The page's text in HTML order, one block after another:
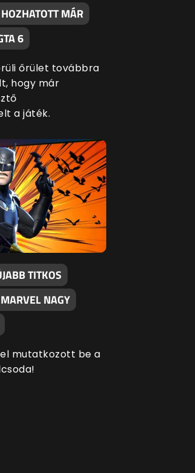
MÁR
6
őrület továbbra
hogy már
a játék.
TITKOS
NAGY
mutatkozott be a